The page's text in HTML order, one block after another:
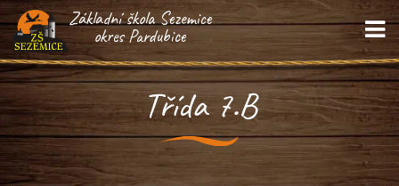
Základní škola Sezemice
okres Pardubice
Třída 7.B